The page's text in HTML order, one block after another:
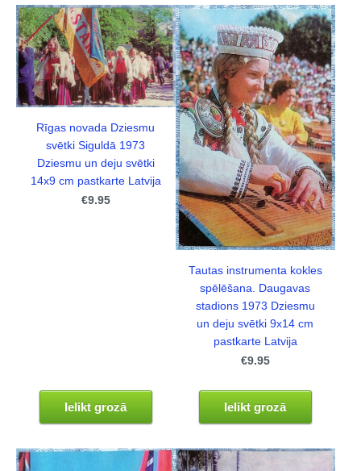
Rīgas novada Dziesmu
svētki Siguldā 1973
Dziesmu un deju svētki
14x9 cm pastkarte Latvija
€9.95
Ielikt grozā
Tautas instrumenta kokles
spēlēšana. Daugavas
stadions 1973 Dziesmu
un deju svētki 9x14 cm
pastkarte Latvija
€9.95
Ielikt grozā